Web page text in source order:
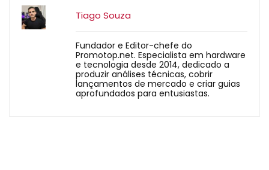
Tiago Souza
Fundador e Editor-chefe do
Promotop.net. Especialista em hardware
e tecnologia desde 2014, dedicado a
produzir análises técnicas, cobrir
lançamentos de mercado e criar guias
aprofundados para entusiastas.